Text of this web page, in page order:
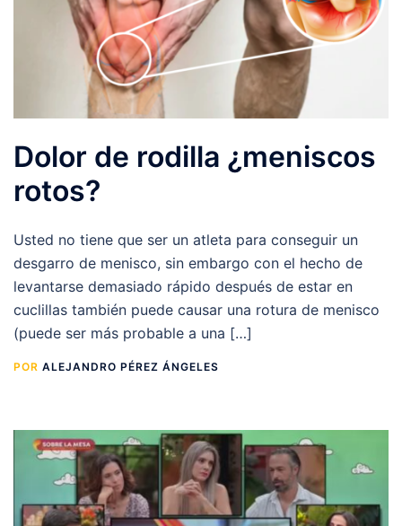
Dolor de rodilla ¿meniscos
rotos?
Usted no tiene que ser un atleta para conseguir un
desgarro de menisco, sin embargo con el hecho de
levantarse demasiado rápido después de estar en
cuclillas también puede causar una rotura de menisco
(puede ser más probable a una […]
POR ALEJANDRO PÉREZ ÁNGELES